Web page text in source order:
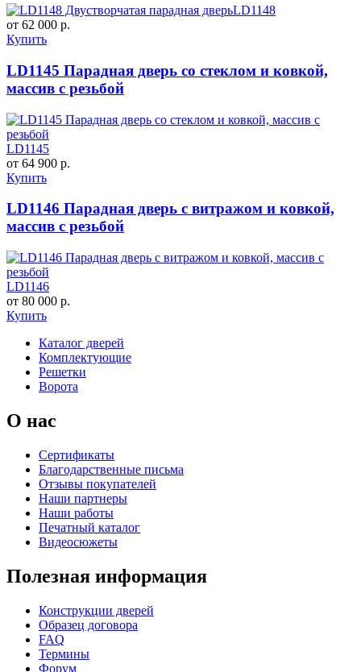
LD1148
от 62 000 р.
Купить
LD1145 Парадная дверь со стеклом и ковкой,
массив с резьбой
LD1145
от 64 900 р.
Купить
LD1146 Парадная дверь с витражом и ковкой,
массив с резьбой
LD1146
от 80 000 р.
Купить
Каталог дверей
Комплектующие
Решетки
Ворота
О нас
Сертификаты
Благодарственные письма
Отзывы покупателей
Наши партнеры
Наши работы
Печатный каталог
Видеосюжеты
Полезная информация
Конструкции дверей
Образец договора
FAQ
Термины
Форум